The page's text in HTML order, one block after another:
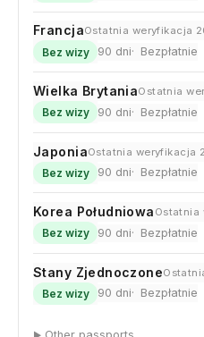
FrancjaOstatnia weryfikacja
Bez wizy 90 dni Bezpłatnie
Wielka BrytaniaOstatnia
Bez wizy 90 dni Bezpłatnie
JaponiaOstatnia weryfikacja
Bez wizy 90 dni Bezpłatnie
Korea Południowa
Bez wizy 90 dni Bezpłatnie
Stany Zjednoczone
Bez wizy 90 dni Bezpłatnie